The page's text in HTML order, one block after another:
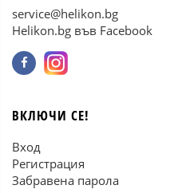
service@helikon.bg
Helikon.bg във Facebook
ВКЛЮЧИ СЕ!
Вход
Регистрация
Забравена парола